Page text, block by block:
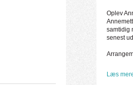
Oplev
samtidig
senest
Læs